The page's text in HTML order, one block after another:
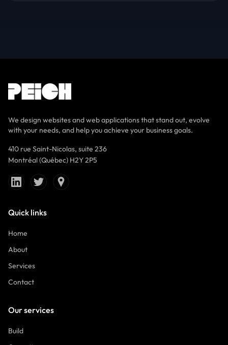
We design websites and web applications that stand out, evolve
with your needs, and help you achieve your business goals.
410 rue Saint-Nicolas, suite 236
Montréal (Québec) H2Y 2P5
Quick links
Home
About
Services
Contact
Our services
Build